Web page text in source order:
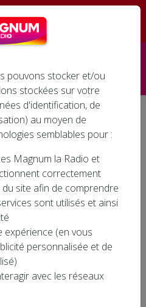
pouvons stocker et/ou
stockées sur votre
d'identification, de
au moyen de
semblables pour :
Magnum la Radio et
correctement
site afin de comprendre
sont utilisés et ainsi
(en vous
personnalisée et de
avec les réseaux
TOURNOI DE GOLF à VITTEL
GOLF à VITTEL
organise un
Club Vittel Ermitage
à partir de 9 h –